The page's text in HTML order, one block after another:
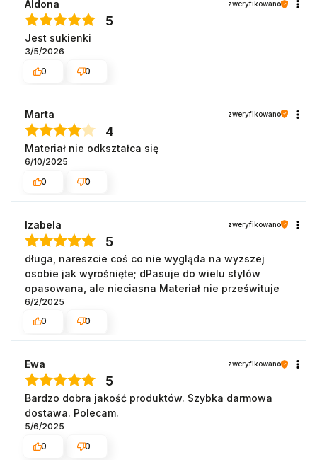
Aldona zweryfikowano
5
Jest sukienki
3/5/2026
0
0
Marta zweryfikowano
4
Materiał nie odkształca się
6/10/2025
0
0
Izabela zweryfikowano
5
długa, nareszcie coś co nie wygląda na wyzszej
osobie jak wyrośnięte; dPasuje do wielu stylów
opasowana, ale nieciasna Materiał nie prześwituje
6/2/2025
0
0
Ewa zweryfikowano
5
Bardzo dobra jakość produktów. Szybka darmowa
dostawa. Polecam.
5/6/2025
0
0